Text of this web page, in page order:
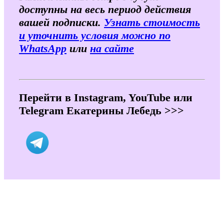
доступны на весь период действия
вашей подписки. Узнать стоимость
и уточнить условия можно по
WhatsApp или на сайте
Перейти в Instagram, YouTube или
Telegram Екатерины Лебедь >>>